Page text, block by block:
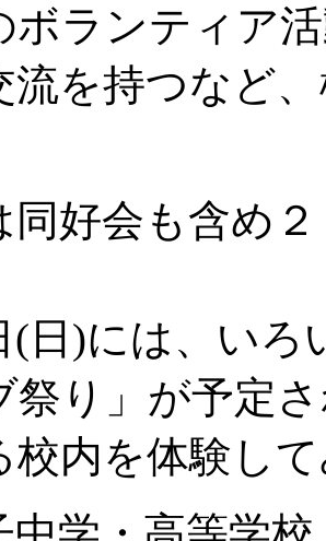
ボランティア
流を持つなど
同好会も含め
(日)には、い
祭り」が予定
校内を体験し